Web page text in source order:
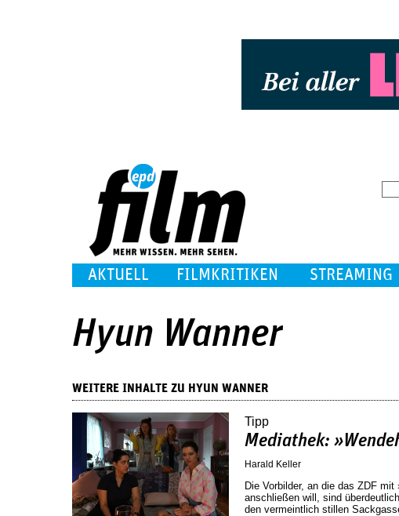
AKTUELL FILMKRITIKEN STREAMING
Hyun Wanner
WEITERE INHALTE ZU HYUN WANNER
Tipp
Mediathek:
Harald Keller
Die Vorbilder, an die das ZDF mit
anschließen will, sind
den vermeintlich stillen